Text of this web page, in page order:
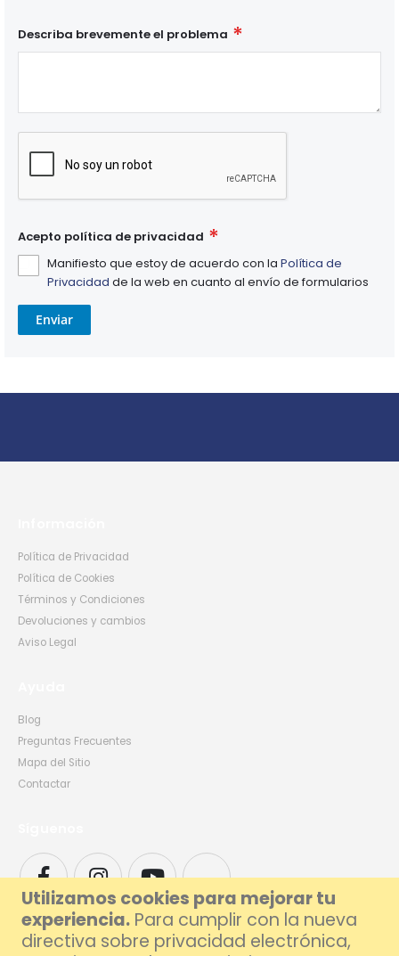
Utilizamos cookies para mejorar tu
experiencia. Para cumplir con la nueva
directiva sobre privacidad electrónica,
Describa brevemente el problema
Acepto política de privacidad
Manifiesto que estoy de acuerdo con la Política de
Privacidad de la web en cuanto al envío de formularios
Enviar
Política de Privacidad
Política de Cookies
Términos y Condiciones
Devoluciones y cambios
Aviso Legal
Blog
Preguntas Frecuentes
Mapa del Sitio
Contactar